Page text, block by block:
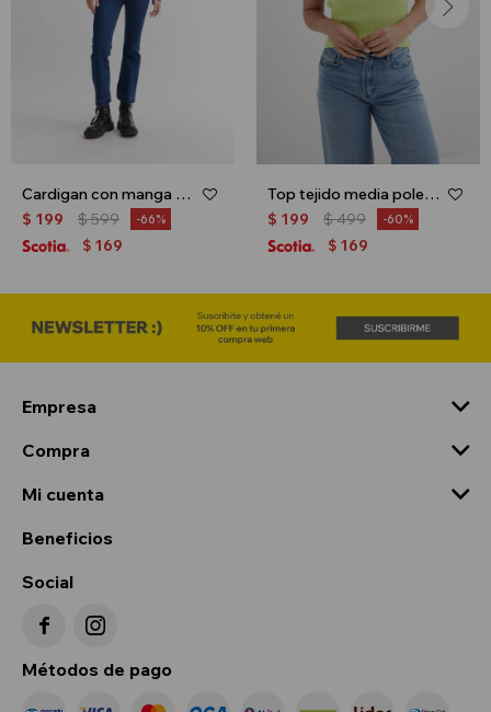
Cardigan con manga balloon - Azul
$ 199 $599 66
$ 169
Top tejido media polera - Lima
$ 199 $499 60
$ 169
Empresa
Compra
Mi cuenta
Beneficios
Social
 
Métodos de pago